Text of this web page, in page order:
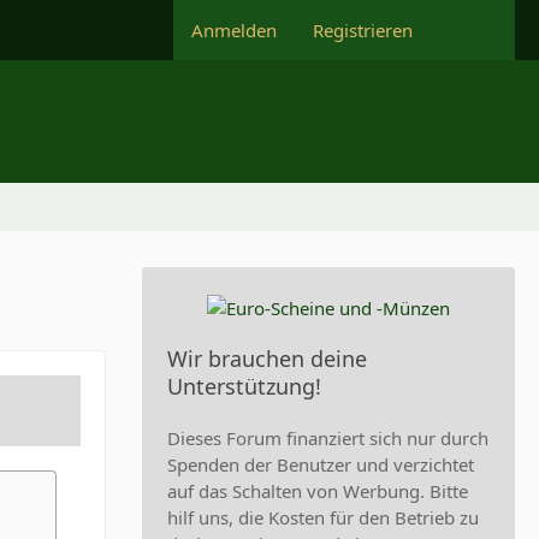
Anmelden Registrieren
Wir brauchen deine
Unterstützung!
Dieses Forum finanziert sich nur durch
Spenden der Benutzer und verzichtet
auf das Schalten von Werbung. Bitte
hilf uns, die Kosten für den Betrieb zu